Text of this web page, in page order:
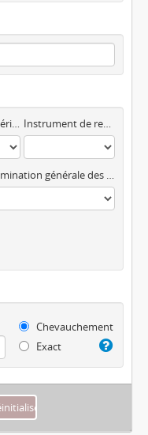
Document numérique disponible Instrument de recherche
Dénomination générale des documents
Chevauchement
Exact